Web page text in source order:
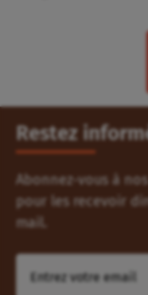
Restez
Abonnez-vous à
pour les recevoir
mail.